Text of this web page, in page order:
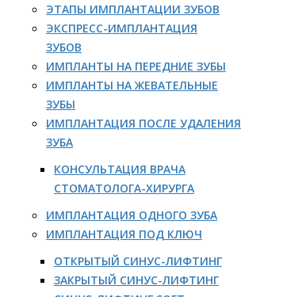
ЭТАПЫ ИМПЛАНТАЦИИ ЗУБОВ
ЭКСПРЕСС-ИМПЛАНТАЦИЯ
ЗУБОВ
ИМПЛАНТЫ НА ПЕРЕДНИЕ ЗУБЫ
ИМПЛАНТЫ НА ЖЕВАТЕЛЬНЫЕ
ЗУБЫ
ИМПЛАНТАЦИЯ ПОСЛЕ УДАЛЕНИЯ
ЗУБА
КОНСУЛЬТАЦИЯ ВРАЧА
СТОМАТОЛОГА-ХИРУРГА
ИМПЛАНТАЦИЯ ОДНОГО ЗУБА
ИМПЛАНТАЦИЯ ПОД КЛЮЧ
ОТКРЫТЫЙ СИНУС-ЛИФТИНГ
ЗАКРЫТЫЙ СИНУС-ЛИФТИНГ